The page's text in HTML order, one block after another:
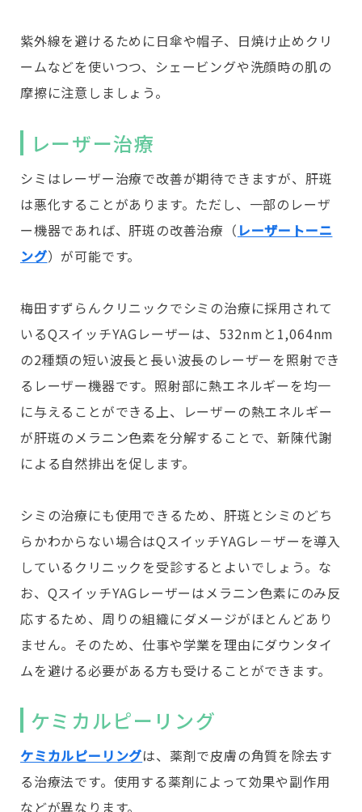
紫外線を避けるために日傘や帽子、日焼け止めクリ
ームなどを使いつつ、シェービングや洗顔時の肌の
摩擦に注意しましょう。
レーザー治療
シミはレーザー治療で改善が期待できますが、肝斑
は悪化することがあります。ただし、一部のレーザ
ー機器であれば、肝斑の改善治療（ レーザートーニ
ング）が可能です。
梅田すずらんクリニックでシミの治療に採用されて
いるQスイッチYAGレーザーは、532nmと1,064nm
の2種類の短い波長と長い波長のレーザーを照射でき
るレーザー機器です。照射部に熱エネルギーを均一
に与えることができる上、レーザーの熱エネルギー
が肝斑のメラニン色素を分解することで、新陳代謝
による自然排出を促します。
シミの治療にも使用できるため、肝斑とシミのどち
らかわからない場合はQスイッチYAGレ－ザーを導入
しているクリニックを受診するとよいでしょう。な
お、QスイッチYAGレーザーはメラニン色素にのみ反
応するため、周りの組織にダメージがほとんどあり
ません。そのため、仕事や学業を理由にダウンタイ
ムを避ける必要がある方も受けることができます。
ケミカルピーリング
ケミカルピーリングは、薬剤で皮膚の角質を除去す
る治療法です。使用する薬剤によって効果や副作用
などが異なります。